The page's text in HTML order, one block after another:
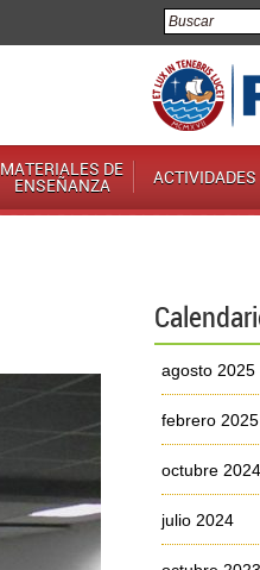
MATERIALES DE
ENSEÑANZA ACTIVIDADES
agosto 2025
febrero 2025
octubre 2024
julio 2024